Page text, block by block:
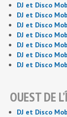
DJ et Disco
DJ et Disco
DJ et Disco
DJ et Disco
DJ et Disco
DJ et Disco
DJ et Disco
OUEST DE
DJ et Disco